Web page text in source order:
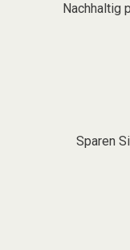
Nachhaltig
Sparen